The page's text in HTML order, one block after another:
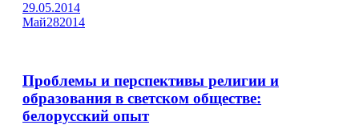
29.05.2014
Май282014
Проблемы и перспективы религии и
образования в светском обществе:
белорусский опыт